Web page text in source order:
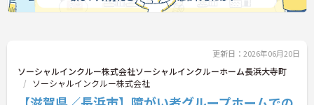
更新日：2026年06月20日
ソーシャルインクルー株式会社ソーシャルインクルーホーム長浜大寺町
ソーシャルインクルー株式会社